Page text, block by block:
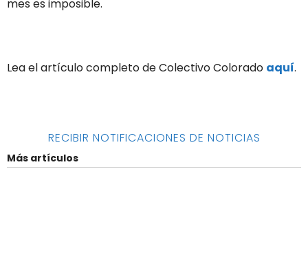
mes es imposible.
Lea el artículo completo de Colectivo Colorado aquí.
RECIBIR NOTIFICACIONES DE NOTICIAS
Más artículos